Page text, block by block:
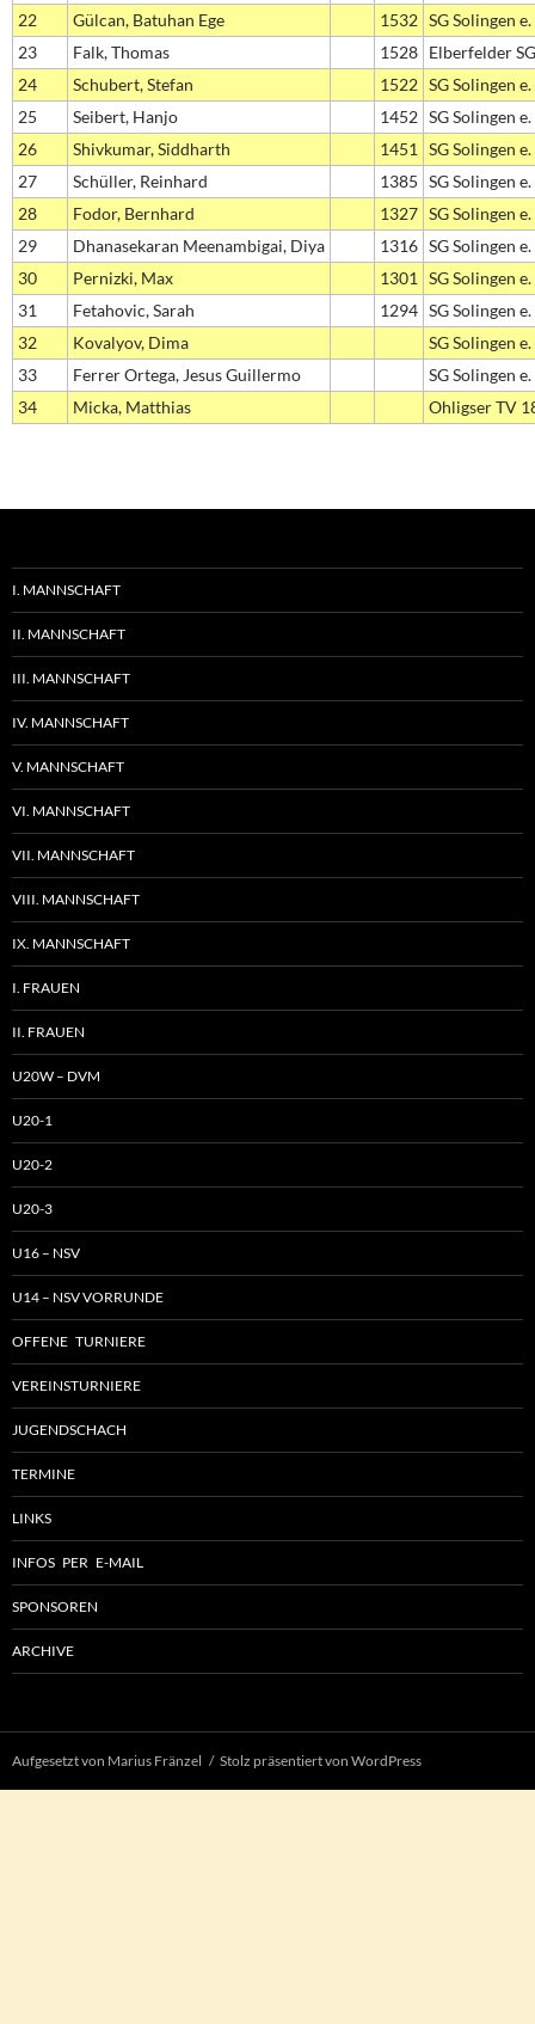
22
Gülcan, Batuhan Ege 1532 SG Solingen e.
23
Falk, Thomas 1528 Elberfelder SG
24
Schubert, Stefan 1522 SG Solingen e.
25
Seibert, Hanjo 1452 SG Solingen e.
26
Shivkumar, Siddharth 1451
SG Solingen e.
27
Schüller, Reinhard 1385 SG Solingen e.
28
Fodor, Bernhard 1327 SG Solingen e.
29
Dhanasekaran Meenambigai, Diya 1316 SG Solingen e.
30
Pernizki, Max 1301
SG Solingen e.
31
Fetahovic, Sarah 1294 SG Solingen e.
32
Kovalyov, Dima
SG Solingen e.
33
Ferrer Ortega, Jesus Guillermo
SG Solingen e.
34
Micka, Matthias Ohligser TV
I. MANNSCHAFT
II. MANNSCHAFT
III. MANNSCHAFT
IV. MANNSCHAFT
V. MANNSCHAFT
VI. MANNSCHAFT
VII. MANNSCHAFT
VIII. MANNSCHAFT
IX. MANNSCHAFT
I. FRAUEN
II. FRAUEN
U20W – DVM
U20-1
U20-2
U20-3
U16 – NSV
U14 – NSV VORRUNDE
OFFENE TURNIERE
VEREINSTURNIERE
JUGENDSCHACH
TERMINE
LINKS
INFOS PER E-MAIL
SPONSOREN
ARCHIVE
Aufgesetzt von Marius Fränzel Stolz präsentiert von WordPress